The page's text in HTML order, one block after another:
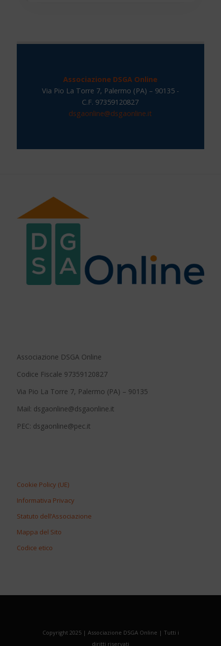
Associazione DSGA Online
Via Pio La Torre 7, Palermo (PA) – 90135 -
C.F. 97359120827
dsgaonline@dsgaonline.it
Associazione DSGA Online
Codice Fiscale 97359120827
Via Pio La Torre 7, Palermo (PA) – 90135
Mail: dsgaonline@dsgaonline.it
PEC: dsgaonline@pec.it
Cookie Policy (UE)
Informativa Privacy
Statuto dell’Associazione
Mappa del Sito
Codice etico
Copyright 2025 | Associazione DSGA Online | Tutti i
diritti riservati